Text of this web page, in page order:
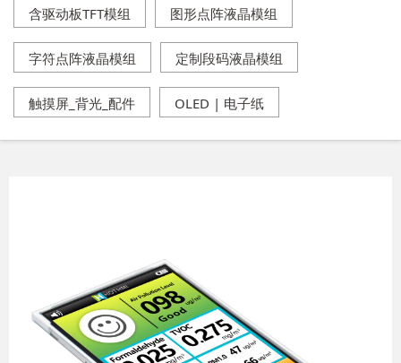
含驱动板TFT模组 图形点阵液晶模组
字符点阵液晶模组 定制段码液晶模组
触摸屏_背光_配件 OLED | 电子纸